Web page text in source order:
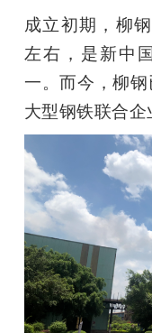
动
GAIR
专
题
成立初期，柳
左右，是新中
一。而今，柳
大型钢铁联合企